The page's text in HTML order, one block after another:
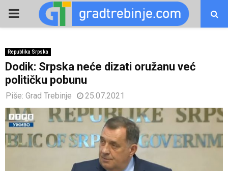
PRIMARY
Republika Srpska
Dodik: Srpska neće dizati oružanu već
političku pobunu
Piše: Grad Trebinje 25.07.2021